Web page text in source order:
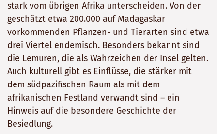
stark vom übrigen Afrika unterscheiden. Von den
geschätzt etwa 200.000 auf Madagaskar
vorkommenden Pflanzen- und Tierarten sind etwa
drei Viertel endemisch. Besonders bekannt sind
die Lemuren, die als Wahrzeichen der Insel gelten.
Auch kulturell gibt es Einflüsse, die stärker mit
dem südpazifischen Raum als mit dem
afrikanischen Festland verwandt sind – ein
Hinweis auf die besondere Geschichte der
Besiedlung.